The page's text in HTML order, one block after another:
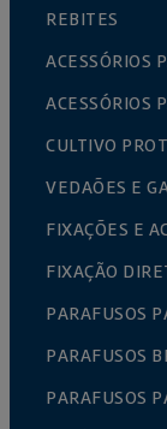
REBITES
ACESSÓRIOS
ACESSÓRIOS
CULTIVO
VEDAÕES E
FIXAÇÕES E
FIXAÇÃO
PARAFUSOS
PARAFUSOS
PARAFUSOS